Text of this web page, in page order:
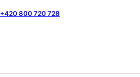
+420 800 720 728